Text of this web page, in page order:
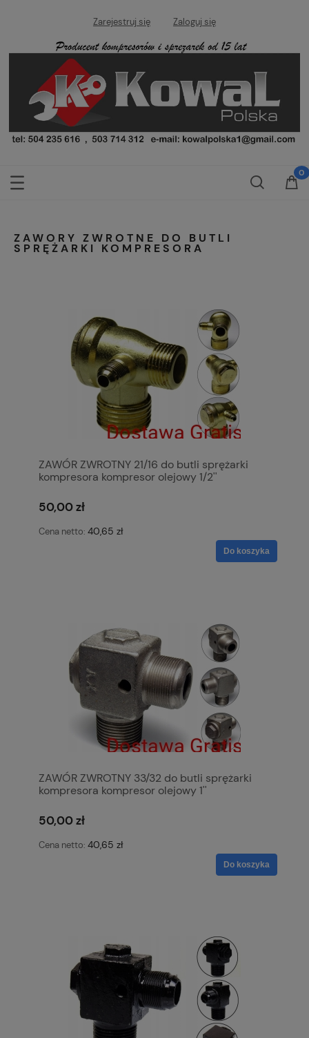
Zarejestruj się Zaloguj się
ZAWORY ZWROTNE DO BUTLI
SPRĘŻARKI KOMPRESORA
ZAWÓR ZWROTNY 21/16 do butli sprężarki
kompresora kompresor olejowy 1/2''
50,00 zł
Cena netto: 40,65 zł
Do koszyka
ZAWÓR ZWROTNY 33/32 do butli sprężarki
kompresora kompresor olejowy 1''
50,00 zł
Cena netto: 40,65 zł
Do koszyka